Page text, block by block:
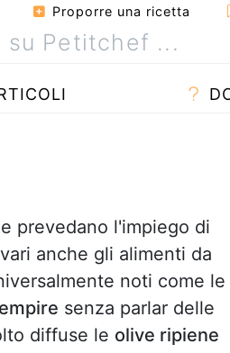
Proporre una ricetta
prevedano l'impiego di
anche gli alimenti da
noti come le
senza parlar delle
diffuse le olive ripiene